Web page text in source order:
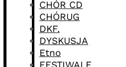
CHÓR CD
CHÓRUG
DKF.
DYSKUSJA
Etno